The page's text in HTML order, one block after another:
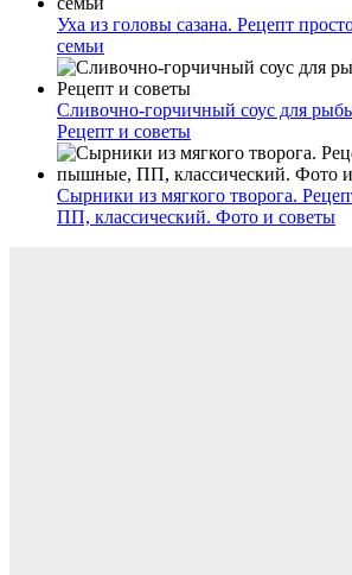
Уха из головы сазана. Рецепт
семьи
Сливочно-горчичный соус для
Рецепт и советы
Сырники из мягкого творога.
ПП, классический. Фото и советы